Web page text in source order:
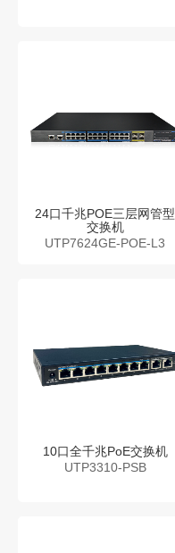
24口千兆POE三层网管型
交换机
UTP7624GE-POE-L3
10口全千兆PoE交换机
UTP3310-PSB